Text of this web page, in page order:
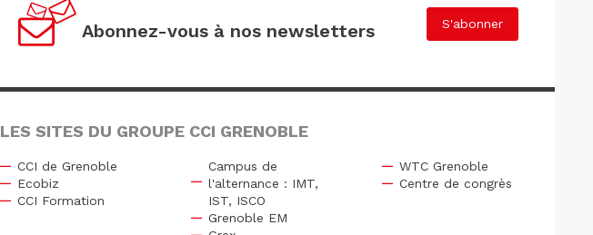
Abonnez-vous à nos newsletters S'abonner
LES SITES DU GROUPE CCI GRENOBLE
CCI de Grenoble
Ecobiz
CCI Formation
Campus de
l'alternance : IMT,
IST, ISCO
Grenoble EM
WTC Grenoble
Centre de congrès